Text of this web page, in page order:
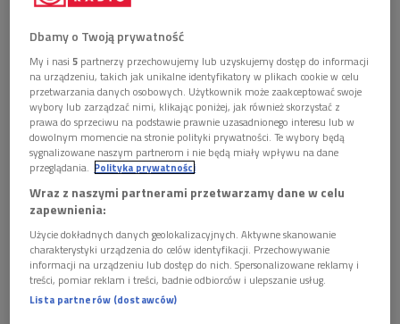
Domowa Biblia lub Silva Rerum to wielopokoleniowe, interdyscyplinarne
działania skupiające mieszkańców okolic Sejn wokół pamięci domu i okolicy.
Na zdj. Międzynarodowe Centrum Dialogu w Dworku Miłosza
News/Karina Krystosiak/REPORTER
Jak czytamy na stronie fundacji, "Biblia Domowa albo Silva
Rerum" to wielopokoleniowe, interdyscyplinarne działania
skupiające mieszkańców czterech wiosek sąsiadujących z
Dbamy o Twoją prywatność
My i nasi5 partnerzy przechowujemy lub uzyskujemy dostęp do informacji
na urządzeniu, takich jak unikalne identyfikatory w plikach cookie w celu
przetwarzania danych osobowych. Użytkownik może zaakceptować swoje
wybory lub zarządzać nimi, klikając poniżej, jak również skorzystać z
prawa do sprzeciwu na podstawie prawnie uzasadnionego interesu lub w
dowolnym momencie na stronie polityki prywatności. Te wybory będą
sygnalizowane naszym partnerom i nie będą miały wpływu na dane
przeglądania. Polityka prywatności
Wraz z naszymi partnerami przetwarzamy dane w celu
zapewnienia:
Użycie dokładnych danych geolokalizacyjnych. Aktywne skanowanie
charakterystyki urządzenia do celów identyfikacji. Przechowywanie
informacji na urządzeniu lub dostęp do nich. Spersonalizowane reklamy i
treści, pomiar reklam i treści, badnie odbiorców i ulepszanie usług.
Lista partnerów (dostawców)